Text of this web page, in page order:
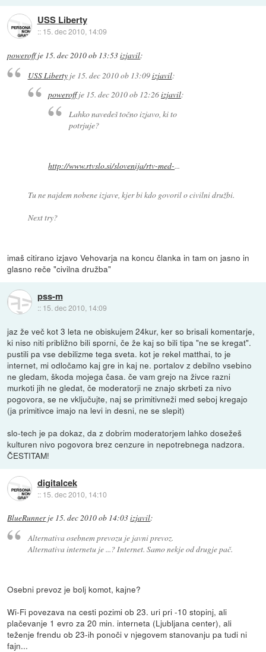
USS Liberty
:: 15. dec 2010, 14:09
poweroffje 15. dec 2010 ob 13:53izjavil:
USS Libertyje 15. dec 2010 ob 13:09izjavil:
poweroffje 15. dec 2010 ob 12:26izjavil:
Lahko navedeš točno izjavo, ki to
potrjuje?
http://www.rtvslo.si/slovenija/rtv-med-...
Tu ne najdem nobene izjave, kjer bi kdo govoril o civilni družbi.
Next try?
imaš citirano izjavo Vehovarja na koncu članka in tam on jasno in
glasno reče "civilna družba"
pss-m
:: 15. dec 2010, 14:09
jaz že več kot 3 leta ne obiskujem 24kur, ker so brisali komentarje,
ki niso niti približno bili sporni, če že kaj so bili tipa "ne se kregat".
pustili pa vse debilizme tega sveta. kot je rekel matthai, to je
internet, mi odločamo kaj gre in kaj ne. portalov z debilno vsebino
ne gledam, škoda mojega časa. če vam grejo na živce razni
murkoti jih ne gledat, če moderatorji ne znajo skrbeti za nivo
pogovora, se ne vključujte, naj se primitivneži med seboj kregajo
(ja primitivce imajo na levi in desni, ne se slepit)
slo-tech je pa dokaz, da z dobrim moderatorjem lahko dosežeš
kulturen nivo pogovora brez cenzure in nepotrebnega nadzora.
ČESTITAM!
digitalcek
:: 15. dec 2010, 14:10
BlueRunnerje 15. dec 2010 ob 14:03izjavil:
Alternativa osebnem prevozu je javni prevoz.
Alternativa internetu je ...? Internet. Samo nekje od drugje pač.
Osebni prevoz je bolj komot, kajne?
Wi-Fi povezava na cesti pozimi ob 23. uri pri -10 stopinj, ali
plačevanje 1 evro za 20 min. interneta (Ljubljana center), ali
teženje frendu ob 23-ih ponoči v njegovem stanovanju pa tudi ni
fajn...